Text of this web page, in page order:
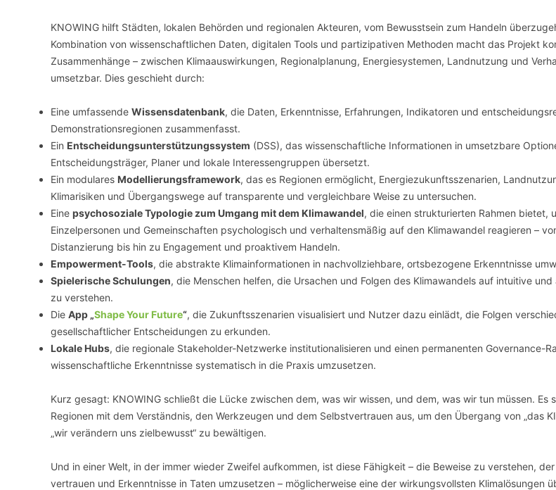
KNOWING hilft Städten, lokalen Behörden und regionalen Akteuren, vom Bewusstsein zum Handeln
Kombination von wissenschaftlichen Daten, digitalen Tools und partizipativen Methoden macht das Projekt
Zusammenhänge – zwischen Klimaauswirkungen, Regionalplanung, Energiesystemen, Landnutzung und
umsetzbar. Dies geschieht durch:
Eine umfassende Wissensdatenbank, die Daten, Erkenntnisse, Erfahrungen, Indikatoren und
Demonstrationsregionen zusammenfasst.
Ein Entscheidungsunterstützungssystem (DSS), das wissenschaftliche Informationen in umsetzbare
Entscheidungsträger, Planer und lokale Interessengruppen übersetzt.
Ein modulares Modellierungsframework, das es Regionen ermöglicht, Energiezukunftsszenarien,
Klimarisiken und Übergangswege auf transparente und vergleichbare Weise zu untersuchen.
Eine psychosoziale Typologie zum Umgang mit dem Klimawandel, die einen strukturierten Rahmen bietet,
Einzelpersonen und Gemeinschaften psychologisch und verhaltensmäßig auf den Klimawandel reagieren –
Distanzierung bis hin zu Engagement und proaktivem Handeln.
Empowerment-Tools, die abstrakte Klimainformationen in nachvollziehbare, ortsbezogene Erkenntnisse
Spielerische Schulungen, die Menschen helfen, die Ursachen und Folgen des Klimawandels auf intuitive und
zu verstehen.
Die App „Shape Your Future“, die Zukunftsszenarien visualisiert und Nutzer dazu einlädt, die Folgen
gesellschaftlicher Entscheidungen zu erkunden.
Lokale Hubs, die regionale Stakeholder-Netzwerke institutionalisieren und einen permanenten Governance-
wissenschaftliche Erkenntnisse systematisch in die Praxis umzusetzen.
Kurz gesagt: KNOWING schließt die Lücke zwischen dem, was wir wissen, und dem, was wir tun müssen. Es
Regionen mit dem Verständnis, den Werkzeugen und dem Selbstvertrauen aus, um den Übergang von „das
„wir verändern uns zielbewusst“ zu bewältigen.
Und in einer Welt, in der immer wieder Zweifel aufkommen, ist diese Fähigkeit – die Beweise zu verstehen,
vertrauen und Erkenntnisse in Taten umzusetzen – möglicherweise eine der wirkungsvollsten Klimalösungen